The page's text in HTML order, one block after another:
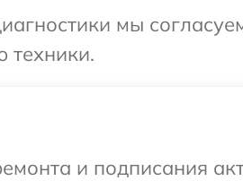
мы
техники.
и подписания